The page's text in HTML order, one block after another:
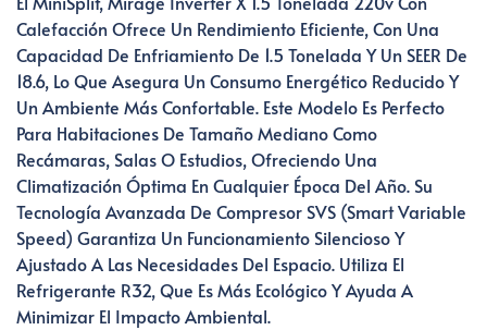
Calefacción Ofrece Un Rendimiento Eficiente, Con Una
Capacidad De Enfriamiento De 1.5 Tonelada Y Un SEER De
18.6, Lo Que Asegura Un Consumo Energético Reducido Y
Un Ambiente Más Confortable. Este Modelo Es Perfecto
Para Habitaciones De Tamaño Mediano Como
Recámaras, Salas O Estudios, Ofreciendo Una
Climatización Óptima En Cualquier Época Del Año. Su
Tecnología Avanzada De Compresor SVS (Smart Variable
Speed) Garantiza Un Funcionamiento Silencioso Y
Ajustado A Las Necesidades Del Espacio. Utiliza El
Refrigerante R32, Que Es Más Ecológico Y Ayuda A
Minimizar El Impacto Ambiental.